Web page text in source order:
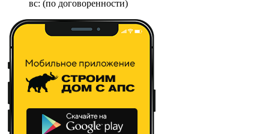
вс: (по договоренности)